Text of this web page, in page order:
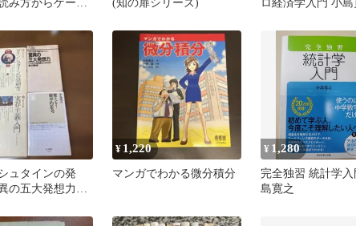
み方からゲーデ
(知の扉シリーズ)
ロ経済学入門 小島
ュタインの発
の五大発想力、
の４点
¥ 1,220
マンガでわかる微分積分
¥ 1,280
完全独習 統計学入
島寛之